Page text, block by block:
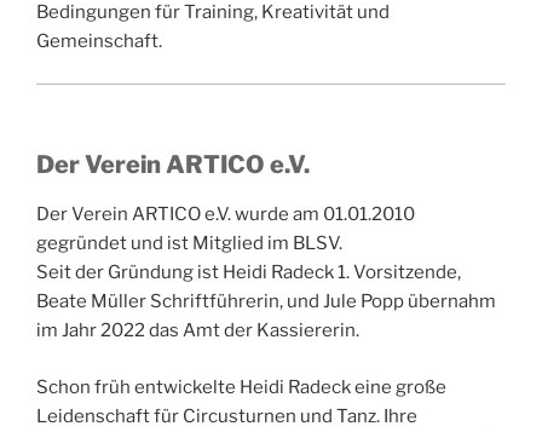
Bedingungen für Training, Kreativität und
Gemeinschaft.
Der Verein ARTICO e.V.
Der Verein ARTICO e.V. wurde am 01.01.2010
gegründet und ist Mitglied im BLSV.
Seit der Gründung ist Heidi Radeck 1. Vorsitzende,
Beate Müller Schriftführerin, und Jule Popp übernahm
im Jahr 2022 das Amt der Kassiererin.
Schon früh entwickelte Heidi Radeck eine große
Leidenschaft für Circusturnen und Tanz. Ihre